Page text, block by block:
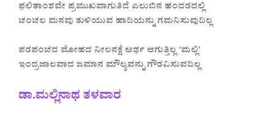
ಫಲಿತಾಂಶವೇ ಪ್ರಮುಖವಾಗುತಿದೆ ಎಲುಬಿನ ಹಂದರದಲ್ಲಿ
ಚಂಚಲ ಮನವು ತುಳಿಯುವ ಹಾದಿಯನ್ನು ಗಮನಿಸುವುದಿಲ್ಲ
ಪರಪಂಚದ ಮೋಹದ ನೀಲನಕ್ಷೆ ಅರ್ಥ ಆಗುತ್ತಿಲ್ಲ ‘ಮಲ್ಲಿ’
ಇಂದ್ರಜಾಲವಾದ ಜಮಾನ ಮೌಲ್ಯವನ್ನು ಗೌರವಿಸುವದಿಲ್ಲ
ಡಾ.ಮಲ್ಲಿನಾಥ ತಳವಾರ